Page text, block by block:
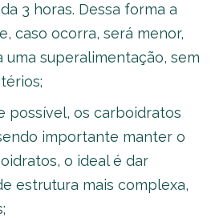
3 horas. Dessa forma a
caso ocorra, será menor,
uma superalimentação, sem
possível, os carboidratos
importante manter o
o ideal é dar
estrutura mais complexa,